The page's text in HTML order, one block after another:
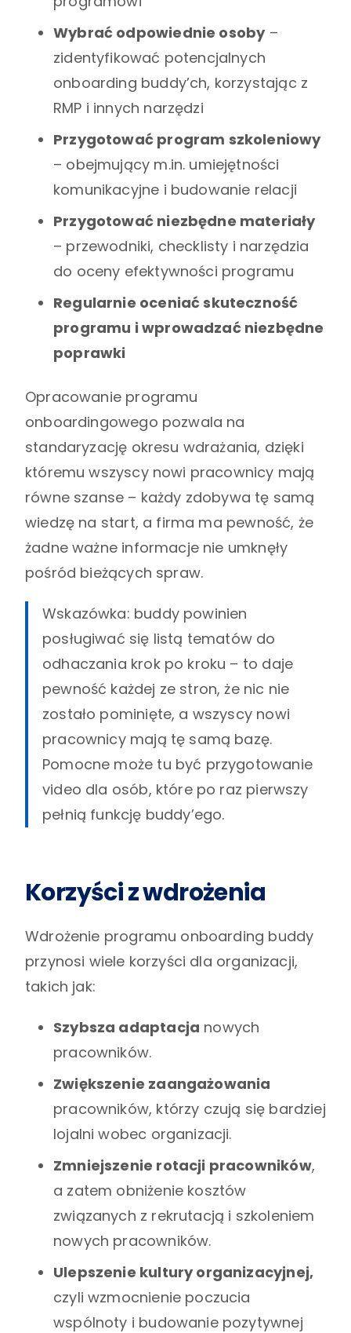
Wybrać odpowiednie osoby–
zidentyfikować potencjalnych
onboarding buddy’ch, korzystając z
RMP i innych narzędzi
Przygotować program szkoleniowy
– obejmujący m.in. umiejętności
komunikacyjne i budowanie relacji
Przygotować niezbędne materiały
– przewodniki, checklisty i narzędzia
do oceny efektywności programu
Regularnie oceniać skuteczność
programu i wprowadzać niezbędne
poprawki
Opracowanie programu
onboardingowego pozwala na
standaryzację okresu wdrażania, dzięki
któremu wszyscy nowi pracownicy mają
równe szanse – każdy zdobywa tę samą
wiedzę na start, a firma ma pewność, że
żadne ważne informacje nie umknęły
pośród bieżących spraw.
Wskazówka: buddy powinien
posługiwać się listą tematów do
odhaczania krok po kroku – to daje
pewność każdej ze stron, że nic nie
zostało pominięte, a wszyscy nowi
pracownicy mają tę samą bazę.
Pomocne może tu być przygotowanie
video dla osób, które po raz pierwszy
pełnią funkcję buddy’ego.
Korzyści z wdrożenia
Wdrożenie programu onboarding buddy
przynosi wiele korzyści dla organizacji,
takich jak:
Szybsza adaptacja nowych
pracowników.
Zwiększenie zaangażowania
pracowników, którzy czują się bardziej
lojalni wobec organizacji.
Zmniejszenie rotacji pracowników,
a zatem obniżenie kosztów
związanych z rekrutacją i szkoleniem
nowych pracowników.
Ulepszenie kultury organizacyjnej,
czyli wzmocnienie poczucia
wspólnoty i budowanie pozytywnej